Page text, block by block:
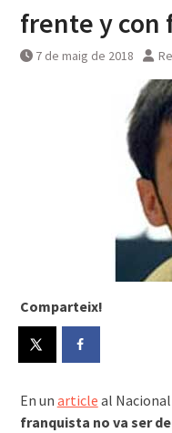
frente y con
7 de maig de 2018
Comparteix!
En un article al
franquista no va ser